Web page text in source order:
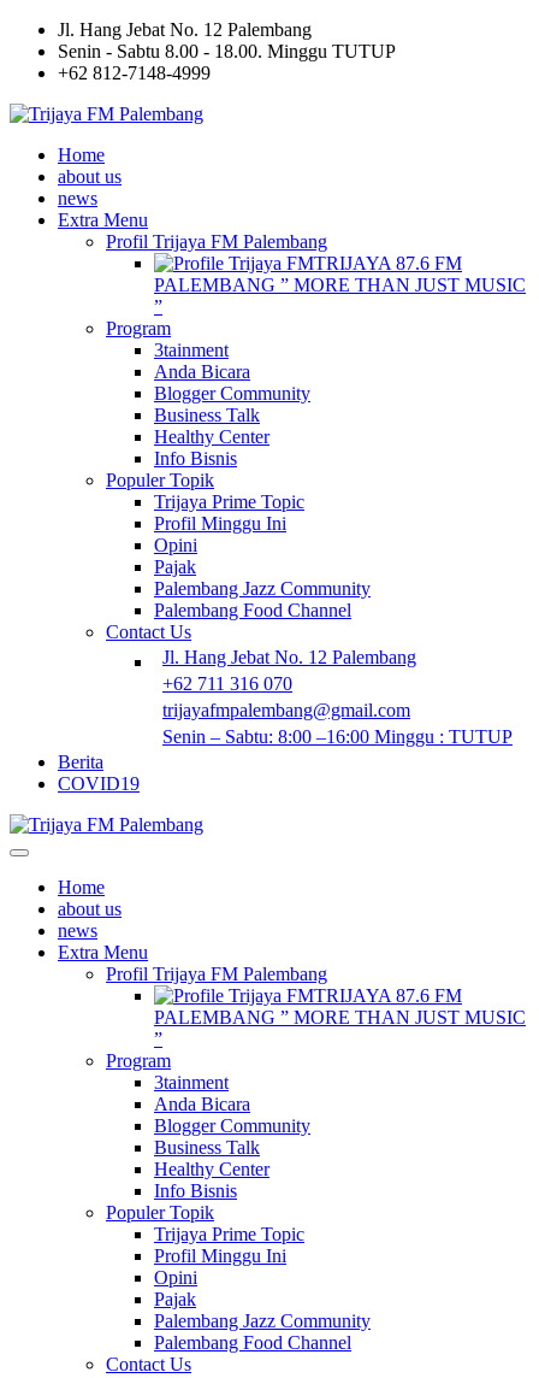
Jl. Hang Jebat No. 12 Palembang
Senin - Sabtu 8.00 - 18.00. Minggu TUTUP
+62 812-7148-4999
Home
about us
news
Extra Menu
Profil Trijaya FM Palembang
TRIJAYA 87.6 FM
PALEMBANG ” MORE THAN JUST MUSIC
”
Program
3tainment
Anda Bicara
Blogger Community
Business Talk
Healthy Center
Info Bisnis
Populer Topik
Trijaya Prime Topic
Profil Minggu Ini
Opini
Pajak
Palembang Jazz Community
Palembang Food Channel
Contact Us
Jl. Hang Jebat No. 12 Palembang
+62 711 316 070
trijayafmpalembang@gmail.com
Senin – Sabtu: 8:00 –16:00 Minggu : TUTUP
Berita
COVID19
Home
about us
news
Extra Menu
Profil Trijaya FM Palembang
TRIJAYA 87.6 FM
PALEMBANG ” MORE THAN JUST MUSIC
”
Program
3tainment
Anda Bicara
Blogger Community
Business Talk
Healthy Center
Info Bisnis
Populer Topik
Trijaya Prime Topic
Profil Minggu Ini
Opini
Pajak
Palembang Jazz Community
Palembang Food Channel
Contact Us